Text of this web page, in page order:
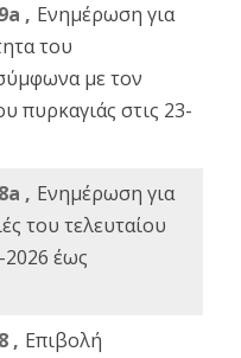
, Ενημέρωση για
του
με τον
πυρκαγιάς στις 23-
, Ενημέρωση για
του τελευταίου
έως
, Επιβολή